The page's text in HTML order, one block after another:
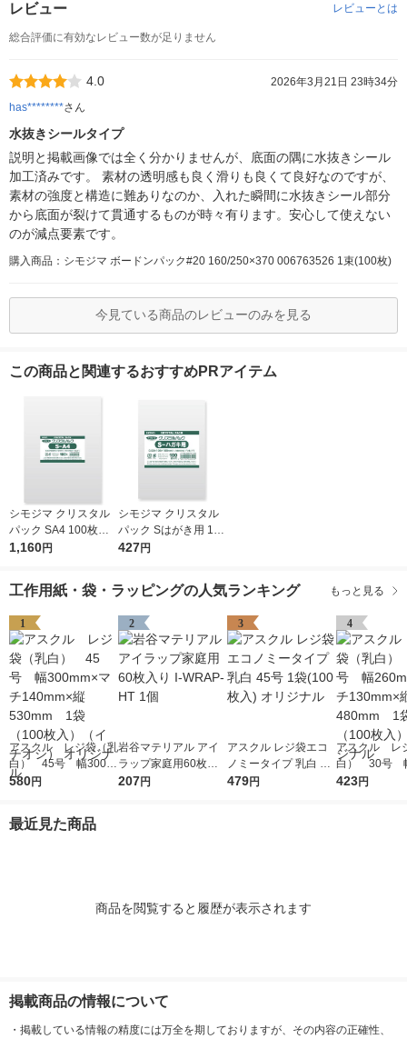
レビュー レビューとは
総合評価に有効なレビュー数が足りません
4.0
2026年3月21日 23時34分
has********さん
水抜きシールタイプ
説明と掲載画像では全く分かりませんが、底面の隅に水抜きシール
加工済みです。 素材の透明感も良く滑りも良くて良好なのですが、
素材の強度と構造に難ありなのか、入れた瞬間に水抜きシール部分
から底面が裂けて貫通するものが時々有ります。安心して使えない
のが減点要素です。
購入商品：シモジマ ボードンパック#20 160/250×370 006763526 1束(100枚)
今見ている商品のレビューのみを見る
この商品と関連するおすすめPRアイテム
シモジマ クリスタル
パック SA4 100枚入 6
739200 1袋(100枚入)
1,160円
シモジマ クリスタル
パック Sはがき用 100
枚入 6751700 1袋(10
427円
工作用紙・袋・ラッピングの人気ランキング もっと見る
1
アスクル レジ袋（乳
白） 45号 幅300m
m×マチ140mm×縦53
リジナル
580円
2
岩谷マテリアル アイ
ラップ家庭用60枚入
り I-WRAP-HT 1個
207円
3
アスクル レジ袋エコ
ノミータイプ 乳白 45
号 1袋(100枚入) オリ
479円
4
アスクル レ
白） 30号
m×マチ
423円
最近見た商品
商品を閲覧すると履歴が表示されます
掲載商品の情報について
・ 掲載している情報の精度には万全を期しておりますが、その内容の正確性、